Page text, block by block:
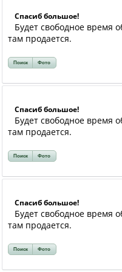
Спасиб большое!
Будет свободное время
там продается.
Поиск Фото
Спасиб большое!
Будет свободное время
там продается.
Поиск Фото
Спасиб большое!
Будет свободное время
там продается.
Поиск Фото